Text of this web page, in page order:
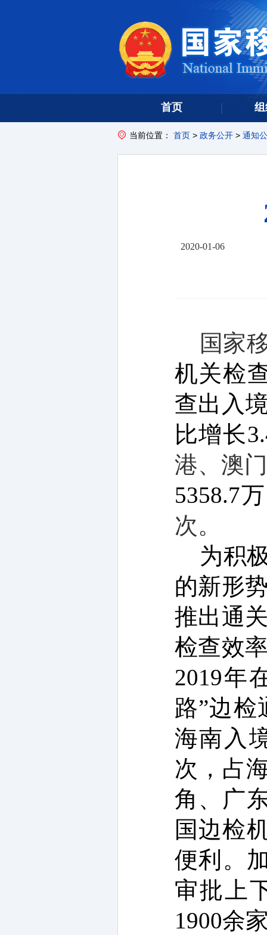
首页
当前位置： 首页> 政务公开> 通知
2020-01-06
国家
机关检
查出入
比增长
港、澳
5358.7
次。
为积
的新形
推出通
检查效
2019年
路”边
海南入
次 ，占
角、广
国边检
便利。
审批上
1900余